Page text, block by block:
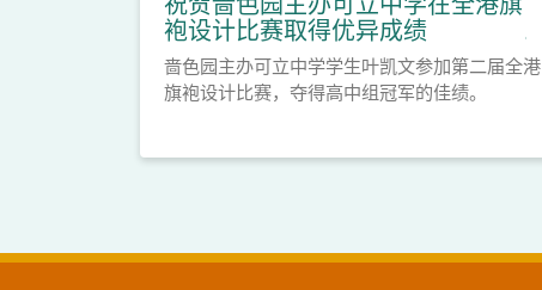
袍设计比赛取得优异成绩
啬色园主办可立中学学生叶凯文参加第二届全港
旗袍设计比赛，夺得高中组冠军的佳绩。